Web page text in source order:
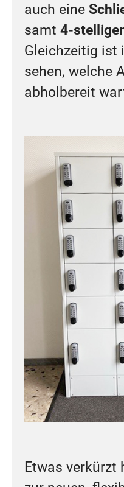
auch eine
samt 4-
Gleichzeitig ist
sehen, welche
abholbereit
Etwas verkürzt